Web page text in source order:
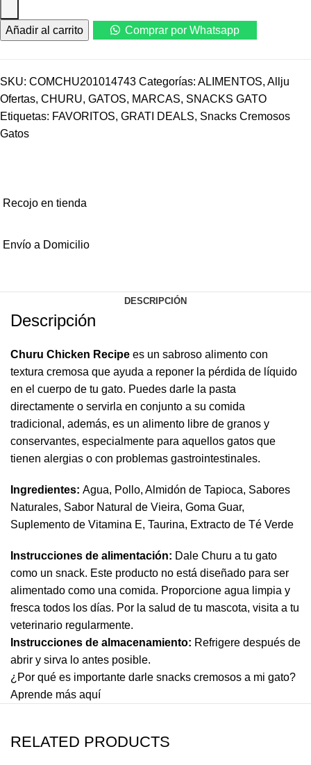
-
Snack
cantidad
Añadir al carrito Comprar por Whatsapp
SKU: COMCHU201014743 Categorías: ALIMENTOS, Allju
Ofertas, CHURU, GATOS, MARCAS, SNACKS GATO
Etiquetas: FAVORITOS, GRATI DEALS, Snacks Cremosos
Gatos
Recojo en tienda
Envío a Domicilio
DESCRIPCIÓN
Descripción
Churu Chicken Recipe es un sabroso alimento con
textura cremosa que ayuda a reponer la pérdida de líquido
en el cuerpo de tu gato. Puedes darle la pasta
directamente o servirla en conjunto a su comida
tradicional, además, es un alimento libre de granos y
conservantes, especialmente para aquellos gatos que
tienen alergias o con problemas gastrointestinales.
Ingredientes: Agua, Pollo, Almidón de Tapioca, Sabores
Naturales, Sabor Natural de Vieira, Goma Guar,
Suplemento de Vitamina E, Taurina, Extracto de Té Verde
Instrucciones de alimentación: Dale Churu a tu gato
como un snack. Este producto no está diseñado para ser
alimentado como una comida. Proporcione agua limpia y
fresca todos los días. Por la salud de tu mascota, visita a tu
veterinario regularmente.
Instrucciones de almacenamiento: Refrigere después de
abrir y sirva lo antes posible.
¿Por qué es importante darle snacks cremosos a mi gato?
Aprende más aquí
RELATED PRODUCTS